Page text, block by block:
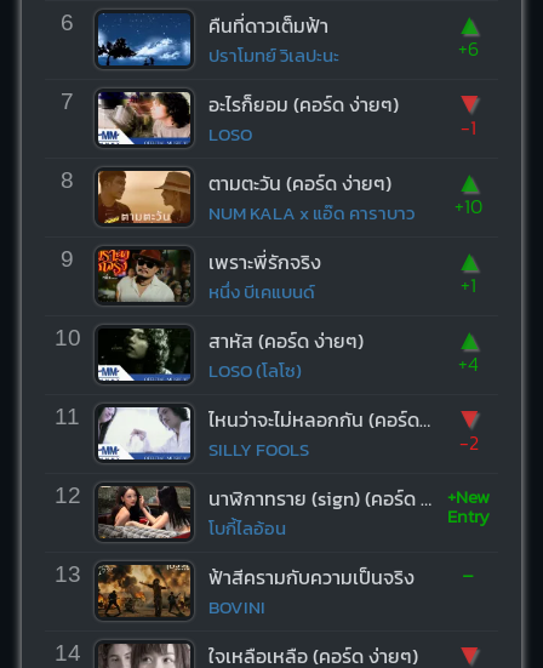
6 คืนที่ดาวเต็มฟ้า
ปราโมทย์ วิเลปะนะ
▲
+6
7 อะไรก็ยอม (คอร์ด ง่ายๆ)
LOSO
▼
-1
8 ตามตะวัน (คอร์ด ง่ายๆ)
NUM KALA x แอ๊ด คาราบาว
▲
+10
9 เพราะพี่รักจริง
หนึ่ง บีเคแบนด์
▲
+1
10 สาหัส (คอร์ด ง่ายๆ)
LOSO (โลโซ)
▲
+4
11 ไหนว่าจะไม่หลอกกัน (คอร์ด ง่ายๆ)
SILLY FOOLS
▼
-2
12 นาฬิกาทราย (sign) (คอร์ด ง่ายๆ)
โบกี้ไลอ้อน
+New
Entry
13 ฟ้าสีครามกับความเป็นจริง
BOVINI
-
14 ใจเหลือเหลือ (คอร์ด ง่ายๆ) ▼